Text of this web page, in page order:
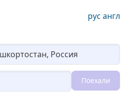
рус англ
Loading...
Поехали